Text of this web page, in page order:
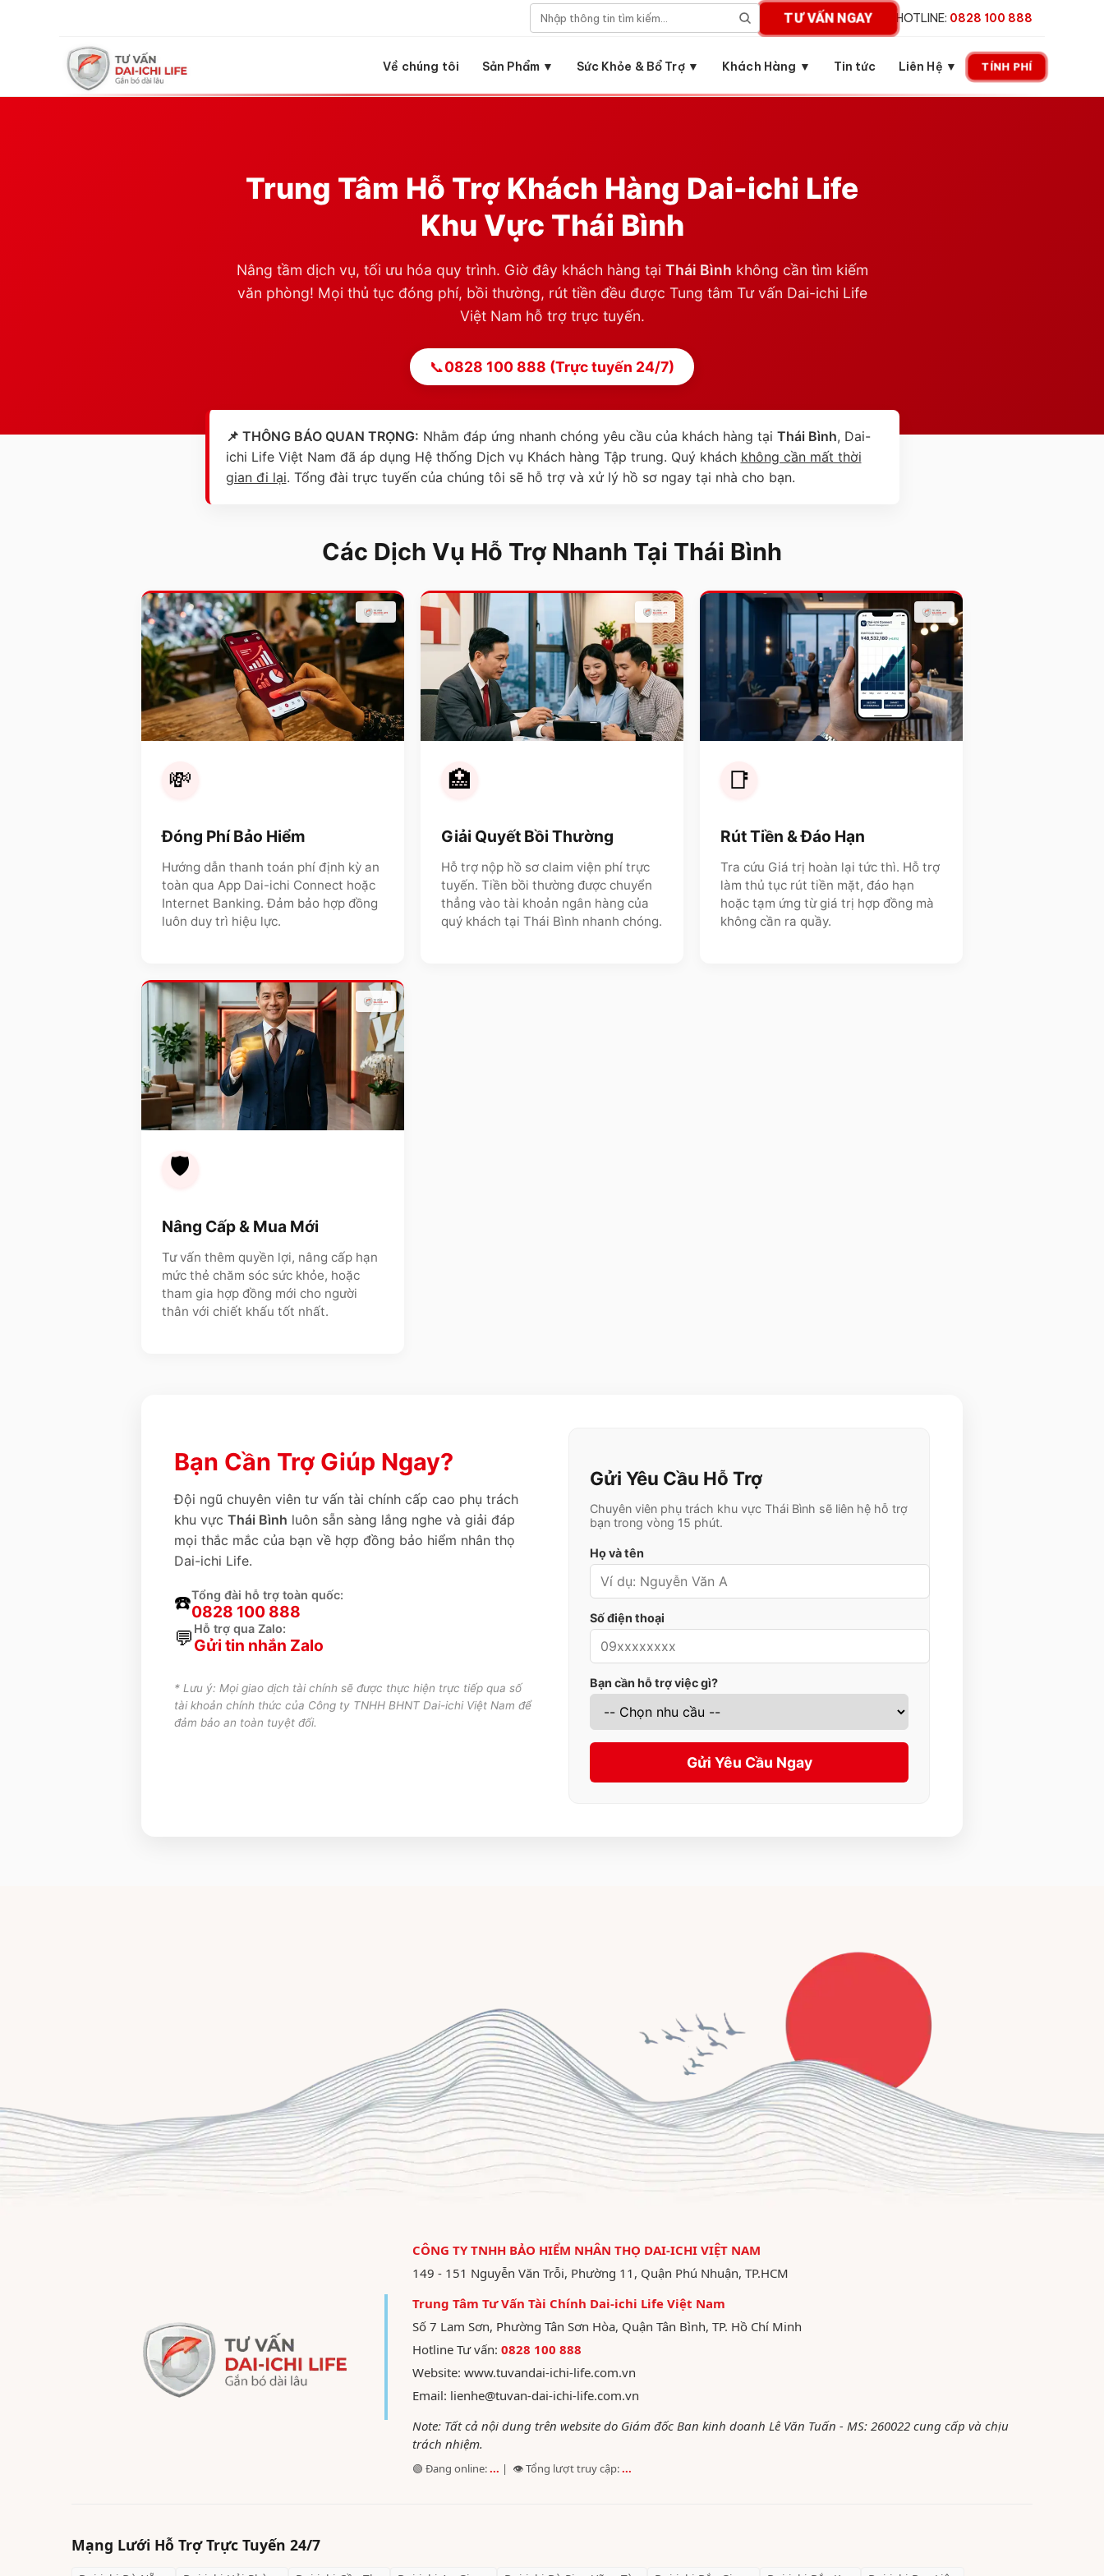
TƯ VẤN NGAY HOTLINE: 0828 100 888
Về chúng tôi Sản Phẩm ▼ Sức Khỏe & Bổ Trợ ▼ Khách Hàng ▼ Tin tức Liên Hệ ▼ TÍNH PHÍ
Trung Tâm Hỗ Trợ Khách Hàng Dai-ichi Life
Khu Vực Thái Bình
Nâng tầm dịch vụ, tối ưu hóa quy trình. Giờ đây khách hàng tại Thái Bình không cần tìm kiếm
văn phòng! Mọi thủ tục đóng phí, bồi thường, rút tiền đều được Tung tâm Tư vấn Dai-ichi Life
Việt Nam hỗ trợ trực tuyến.
📞0828 100 888 (Trực tuyến 24/7)
📌 THÔNG BÁO QUAN TRỌNG: Nhằm đáp ứng nhanh chóng yêu cầu của khách hàng tại Thái Bình, Dai-
ichi Life Việt Nam đã áp dụng Hệ thống Dịch vụ Khách hàng Tập trung. Quý khách không cần mất thời
gian đi lại. Tổng đài trực tuyến của chúng tôi sẽ hỗ trợ và xử lý hồ sơ ngay tại nhà cho bạn.
Các Dịch Vụ Hỗ Trợ Nhanh Tại Thái Bình
💸
Đóng Phí Bảo Hiểm
Hướng dẫn thanh toán phí định kỳ an
toàn qua App Dai-ichi Connect hoặc
Internet Banking. Đảm bảo hợp đồng
luôn duy trì hiệu lực.
🏥
Giải Quyết Bồi Thường
Hỗ trợ nộp hồ sơ claim viện phí trực
tuyến. Tiền bồi thường được chuyển
thẳng vào tài khoản ngân hàng của
quý khách tại Thái Bình nhanh chóng.
📑
Rút Tiền & Đáo Hạn
Tra cứu Giá trị hoàn lại tức thì. Hỗ trợ
làm thủ tục rút tiền mặt, đáo hạn
hoặc tạm ứng từ giá trị hợp đồng mà
không cần ra quầy.
🛡️
Nâng Cấp & Mua Mới
Tư vấn thêm quyền lợi, nâng cấp hạn
mức thẻ chăm sóc sức khỏe, hoặc
tham gia hợp đồng mới cho người
thân với chiết khấu tốt nhất.
Bạn Cần Trợ Giúp Ngay?
Đội ngũ chuyên viên tư vấn tài chính cấp cao phụ trách
khu vực Thái Bình luôn sẵn sàng lắng nghe và giải đáp
mọi thắc mắc của bạn về hợp đồng bảo hiểm nhân thọ
Dai-ichi Life.
☎️Tổng đài hỗ trợ toàn quốc:
0828 100 888
💬 Hỗ trợ qua Zalo:
Gửi tin nhắn Zalo
* Lưu ý: Mọi giao dịch tài chính sẽ được thực hiện trực tiếp qua số
tài khoản chính thức của Công ty TNHH BHNT Dai-ichi Việt Nam để
đảm bảo an toàn tuyệt đối.
Gửi Yêu Cầu Hỗ Trợ
Chuyên viên phụ trách khu vực Thái Bình sẽ liên hệ hỗ trợ
bạn trong vòng 15 phút.
Họ và tên
Số điện thoại
Bạn cần hỗ trợ việc gì?
Gửi Yêu Cầu Ngay
CÔNG TY TNHH BẢO HIỂM NHÂN THỌ DAI-ICHI VIỆT NAM
149 - 151 Nguyễn Văn Trỗi, Phường 11, Quận Phú Nhuận, TP.HCM
Trung Tâm Tư Vấn Tài Chính Dai-ichi Life Việt Nam
Số 7 Lam Sơn, Phường Tân Sơn Hòa, Quận Tân Bình, TP. Hồ Chí Minh
Hotline Tư vấn: 0828 100 888
Website: www.tuvandai-ichi-life.com.vn
Email: lienhe@tuvan-dai-ichi-life.com.vn
Note: Tất cả nội dung trên website do Giám đốc Ban kinh doanh Lê Văn Tuấn - MS: 260022 cung cấp và chịu
trách nhiệm.
🟢 Đang online:... | 👁️ Tổng lượt truy cập:...
Mạng Lưới Hỗ Trợ Trực Tuyến 24/7